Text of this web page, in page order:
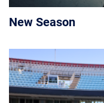
New Season